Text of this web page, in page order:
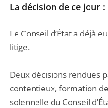
La décision de ce jour :
Le Conseil d’État a déjà
litige.
Deux décisions rendues
contentieux, formation
solennelle du Conseil